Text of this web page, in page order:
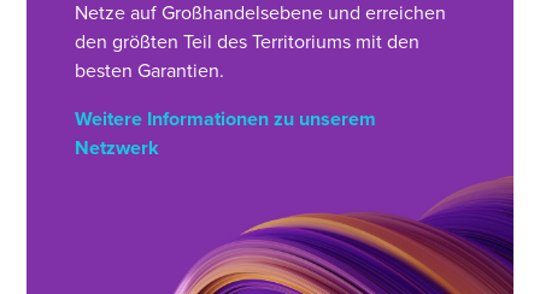
Netze auf Großhandelsebene und erreichen
den größten Teil des Territoriums mit den
besten Garantien.
Weitere Informationen zu unserem
Netzwerk